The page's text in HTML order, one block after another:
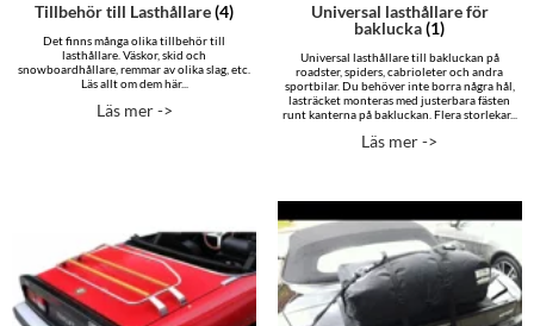
Tillbehör till Lasthållare(4)
Det finns många olika tillbehör till
lasthållare. Väskor, skid och
snowboardhållare, remmar av olika slag, etc.
Läs allt om dem här...
Läs mer ->
Universal lasthållare för
baklucka(1)
Universal lasthållare till bakluckan på
roadster, spiders, cabrioleter och andra
sportbilar. Du behöver inte borra några hål,
lasträcket monteras med justerbara fästen
runt kanterna på bakluckan. Flera storlekar...
Läs mer ->